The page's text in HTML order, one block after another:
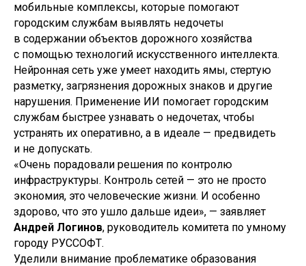
мобильные комплексы, которые помогают
городским службам выявлять недочеты
в содержании объектов дорожного хозяйства
с помощью технологий искусственного интеллекта.
Нейронная сеть уже умеет находить ямы, стертую
разметку, загрязнения дорожных знаков и другие
нарушения. Применение ИИ помогает городским
службам быстрее узнавать о недочетах, чтобы
устранять их оперативно, а в идеале — предвидеть
и не допускать.
«Очень порадовали решения по контролю
инфраструктуры. Контроль сетей — это не просто
экономия, это человеческие жизни. И особенно
здорово, что это ушло дальше идеи», — заявляет
Андрей Логинов, руководитель комитета по умному
городу РУССОФТ.
Уделили внимание проблематике образования